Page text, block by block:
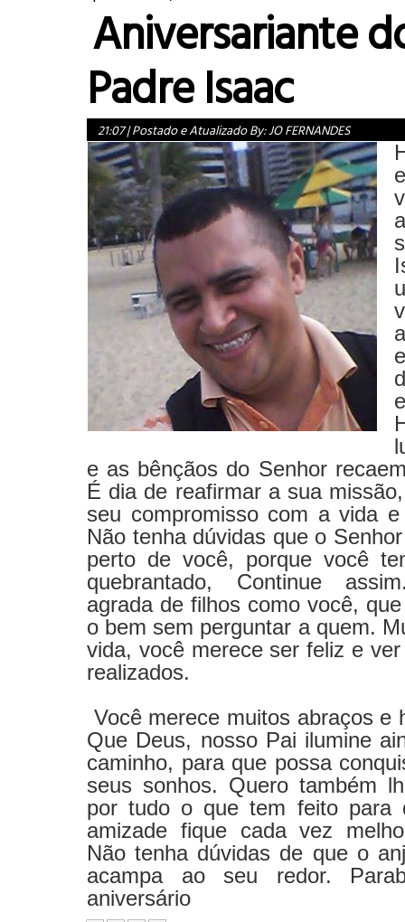
Aniversariante
Padre Isaac
21:07|Postado e Atualizado By:JO FERNANDES
e as bênçãos do Senhor
É dia de reafirmar a sua
seu compromisso com a vida
Não tenha dúvidas que o
perto de você, porque você
quebrantado, Continue
agrada de filhos como você,
o bem sem perguntar a quem.
vida, você merece ser feliz e
realizados.
Você merece muitos abraços e
Que Deus, nosso Pai ilumine
caminho, para que possa
seus sonhos. Quero também
por tudo o que tem feito para
amizade fique cada vez
Não tenha dúvidas de que o
acampa ao seu redor.
aniversário